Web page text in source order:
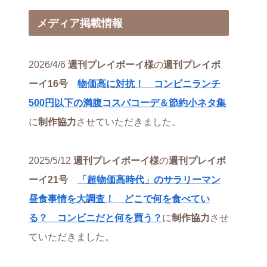
メディア掲載情報
2026/4/6 週刊プレイボーイ様の週刊プレイボ
ーイ16号 物価高に対抗！ コンビニランチ
500円以下の満腹コスパコーデ＆節約小ネタ集
に制作協力させていただきました。
2025/5/12 週刊プレイボーイ様の週刊プレイボ
ーイ21号
「超物価高時代」のサラリーマン
昼食事情を大調査！ どこで何を食べてい
る？ コンビニだと何を買う？ に制作協力させ
ていただきました。